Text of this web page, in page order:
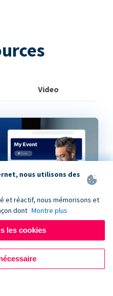
Video
Event on Donorbox
nous utilisons des
et réactif, nous mémorisons et
dont Montre plus
les cookies